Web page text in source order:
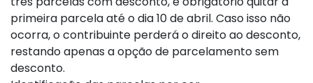
primeira parcela até o dia 10 de abril. Caso isso não
ocorra, o contribuinte perderá o direito ao desconto,
restando apenas a opção de parcelamento sem
desconto.